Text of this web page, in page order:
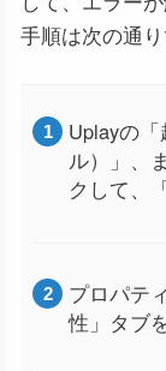
手順は次の通り
Uplayの
ル）」、
クして、
プロパテ
性」タブ